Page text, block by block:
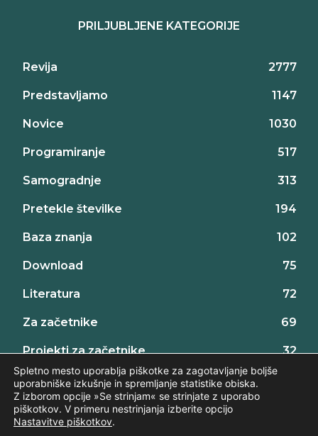
PRILJUBLJENE KATEGORIJE
Revija 2777
Predstavljamo 1147
Novice 1030
Programiranje 517
Samogradnje 313
Pretekle številke 194
Baza znanja 102
Download 75
Literatura 72
Za začetnike 69
Projekti za začetnike 32
©2026 AX elektronika d.o.o., vse pravice pridržane. | web:
Spletno mesto uporablja piškotke za zagotavljanje boljše
uporabniške izkušnje in spremljanje statistike obiska.
Z izborom opcije »Se strinjam« se strinjate z uporabo
piškotkov. V primeru nestrinjanja izberite opcijo
Nastavitve piškotkov.